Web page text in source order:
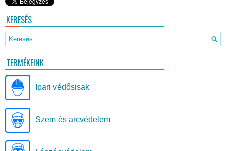
KERESÉS
TERMÉKEINK
Ipari védősisak
Szem és arcvédelem